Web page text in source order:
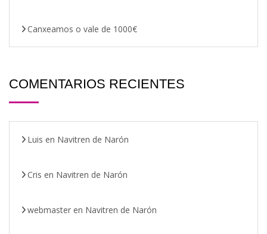
Canxeamos o vale de 1000€
COMENTARIOS RECIENTES
Luis en Navitren de Narón
Cris en Navitren de Narón
webmaster en Navitren de Narón